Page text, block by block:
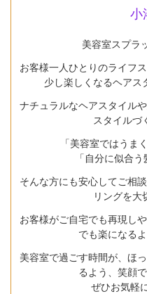
小
美容室スプラ
お客様一人ひとりのライフ
少し楽しくなるヘアス
ナチュラルなヘアスタイル
スタイルづ
「美容室ではうま
「自分に似合
そんな方にも安心してご相
リングを大
お客様がご自宅でも再現し
でも楽になる
美容室で過ごす時間が、ほ
るよう、笑顔
ぜひお気軽